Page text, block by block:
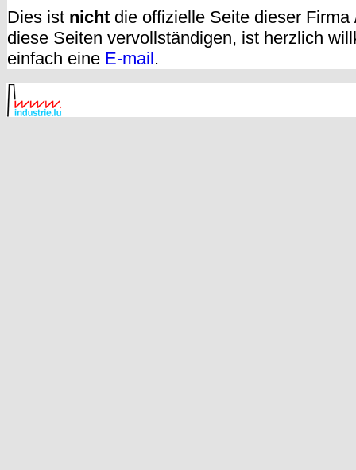
Dies ist nicht die offizielle Seite dieser
diese Seiten vervollständigen, ist herzlich
einfach eine E-mail.